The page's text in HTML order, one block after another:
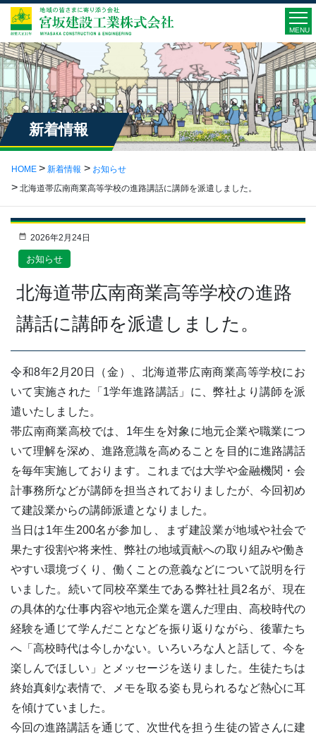
MENU
新着情報
HOME 新着情報
お知らせ
北海道帯広南商業高等学校の進路講話に講師を派遣しました。
2026年2月24日
お知らせ
北海道帯広南商業高等学校の進路
講話に講師を派遣しました。
令和8年2月20日（金）、北海道帯広南商業高等学校にお
いて実施された「1学年進路講話」に、弊社より講師を派
遣いたしました。
帯広南商業高校では、1年生を対象に地元企業や職業につ
いて理解を深め、進路意識を高めることを目的に進路講話
を毎年実施しております。これまでは大学や金融機関・会
計事務所などが講師を担当されておりましたが、今回初め
て建設業からの講師派遣となりました。
当日は1年生200名が参加し、まず建設業が地域や社会で
果たす役割や将来性、弊社の地域貢献への取り組みや働き
やすい環境づくり、働くことの意義などについて説明を行
いました。続いて同校卒業生である弊社社員2名が、現在
の具体的な仕事内容や地元企業を選んだ理由、高校時代の
経験を通じて学んだことなどを振り返りながら、後輩たち
へ「高校時代は今しかない。いろいろな人と話して、今を
楽しんでほしい」とメッセージを送りました。生徒たちは
終始真剣な表情で、メモを取る姿も見られるなど熱心に耳
を傾けていました。
今回の進路講話を通じて、次世代を担う生徒の皆さんに建